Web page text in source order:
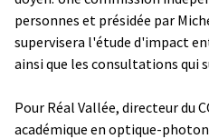
personnes et présidée par
supervisera l'étude d'impact
ainsi que les consultations qui
Pour Réal Vallée, directeur du
académique en optique-